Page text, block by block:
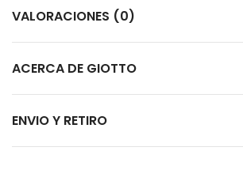
VALORACIONES (0)
ACERCA DE GIOTTO
ENVIO Y RETIRO